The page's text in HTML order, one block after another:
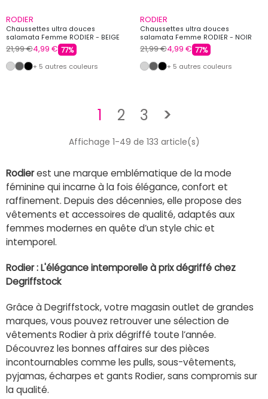
RODIER
Chaussettes ultra douces
salamata Femme RODIER - BEIGE
21,99 €4,99 € 77%
+ 5 autres couleurs
RODIER
Chaussettes ultra douces
salamata Femme RODIER - NOIR
21,99 €4,99 € 77%
+ 5 autres couleurs
1 2 3 >Suivant
Affichage 1-49 de 133 article(s)
Rodierest une marque emblématique de la mode
féminine qui incarne à la fois élégance, confort et
raffinement. Depuis des décennies, elle propose des
vêtements et accessoires de qualité, adaptés aux
femmes modernes en quête d’un style chic et
intemporel.
Rodier : L'élégance intemporelle à prix dégriffé chez
Degriffstock
Grâce à Degriffstock, votre magasin outlet de grandes
marques, vous pouvez retrouver une sélection de
vêtements Rodier à prix dégriffé toute l’année.
Découvrez les bonnes affaires sur des pièces
incontournables comme les pulls, sous-vêtements,
pyjamas, écharpes et gants Rodier, sans compromis sur
la qualité.